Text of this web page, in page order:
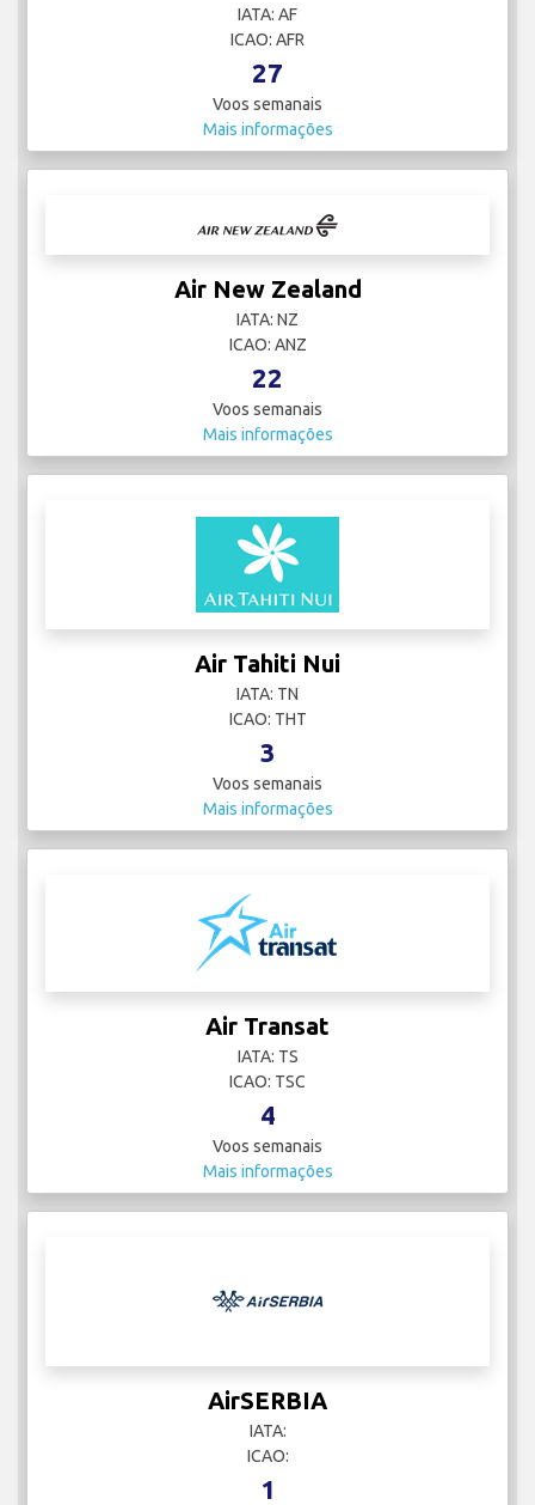
IATA: AF
ICAO: AFR
27
Voos semanais
Mais informações
Air New Zealand
IATA: NZ
ICAO: ANZ
22
Voos semanais
Mais informações
Air Tahiti Nui
IATA: TN
ICAO: THT
3
Voos semanais
Mais informações
Air Transat
IATA: TS
ICAO: TSC
4
Voos semanais
Mais informações
AirSERBIA
IATA:
ICAO:
1